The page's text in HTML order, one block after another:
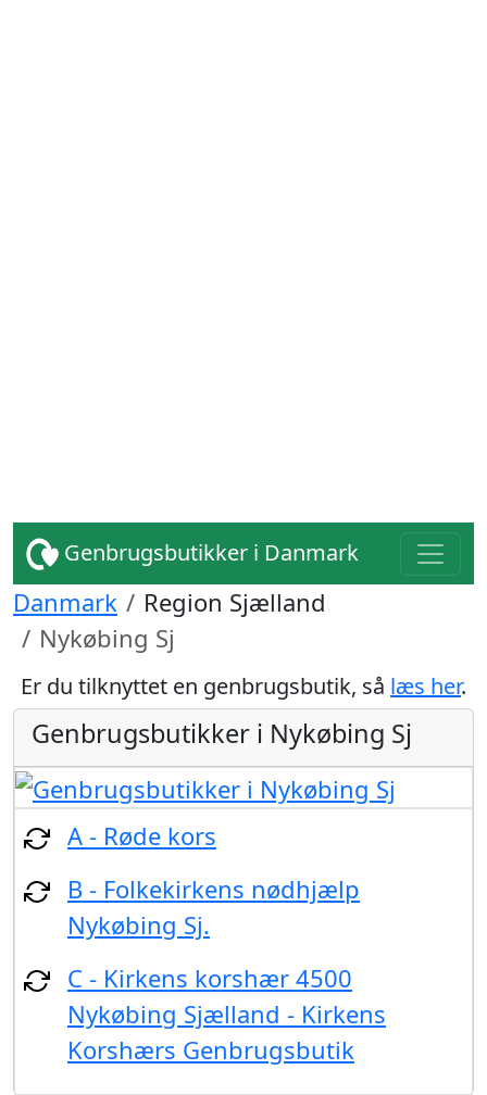
Genbrugsbutikker i Danmark
Danmark
Region Sjælland
Nykøbing Sj
Er du tilknyttet en genbrugsbutik, så læs her.
Genbrugsbutikker i Nykøbing Sj
A - Røde kors
B - Folkekirkens nødhjælp
Nykøbing Sj.
C - Kirkens korshær 4500
Nykøbing Sjælland - Kirkens
Korshærs Genbrugsbutik